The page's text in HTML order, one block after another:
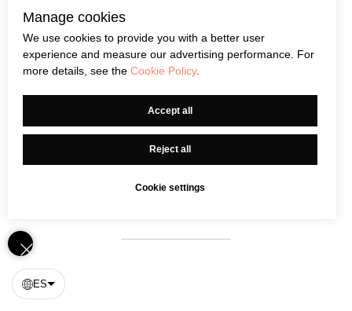
Manage cookies
We use cookies to provide you with a better user
experience and measure our advertising performance. For
more details, see the Cookie Policy.
Accept all
Reject all
Cookie settings
Vea más ejemplos en la galería #madeontilda
ES